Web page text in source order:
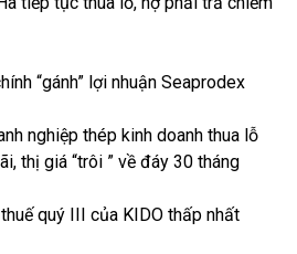
“gánh” lợi nhuận Seaprodex
nghiệp thép kinh doanh thua lỗ
thị giá “trôi ” về đáy 30 tháng
quý III của KIDO thấp nhất